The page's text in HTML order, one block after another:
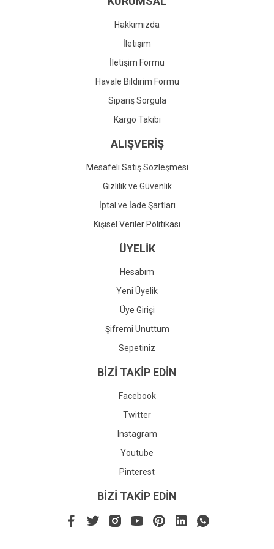
Gönder
Hakkımızda
İletişim
İletişim Formu
Havale Bildirim Formu
Sipariş Sorgula
Kargo Takibi
ALIŞVERİŞ
Mesafeli Satış Sözleşmesi
Gizlilik ve Güvenlik
İptal ve İade Şartları
Kişisel Veriler Politikası
ÜYELİK
Hesabım
Yeni Üyelik
Üye Girişi
Şifremi Unuttum
Sepetiniz
BİZİ TAKİP EDİN
Facebook
Twitter
Instagram
Youtube
Pinterest
BİZİ TAKİP EDİN